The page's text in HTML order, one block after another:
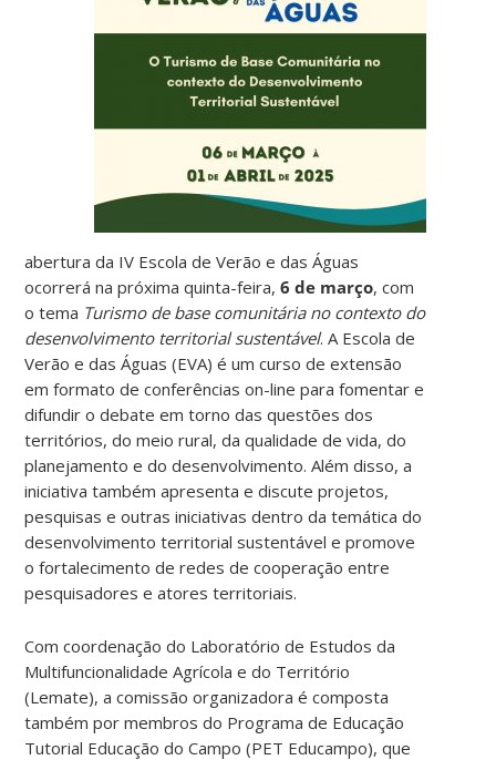
abertura da IV Escola de Verão e das Águas
ocorrerá na próxima quinta-feira,6 de março, com
o tema Turismo de base comunitária no contexto do
desenvolvimento territorial sustentável. A Escola de
Verão e das Águas (EVA) é um curso de extensão
em formato de conferências on-line para fomentar e
difundir o debate em torno das questões dos
territórios, do meio rural, da qualidade de vida, do
planejamento e do desenvolvimento. Além disso, a
iniciativa também apresenta e discute projetos,
pesquisas e outras iniciativas dentro da temática do
desenvolvimento territorial sustentável e promove
o fortalecimento de redes de cooperação entre
pesquisadores e atores territoriais.
Com coordenação do Laboratório de Estudos da
Multifuncionalidade Agrícola e do Território
(Lemate), a comissão organizadora é composta
também por membros do Programa de Educação
Tutorial Educação do Campo (PET Educampo), que